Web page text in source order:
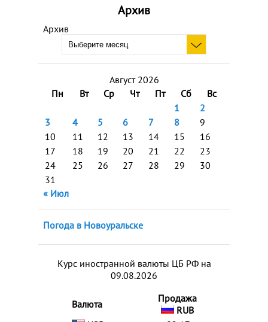
Архив
Архив
Август 2026
Пн
Вт Ср Чт Пт Сб
Вс
1
2
3
4 5 6 7 8
9
10
11 12 13 14 15
16
17
18 19 20 21 22
23
24
25 26 27 28 29
30
31
« Июл
Погода в Новоуральске
Курс иностранной валюты ЦБ РФ на
09.08.2026
Валюта
Продажа
RUB